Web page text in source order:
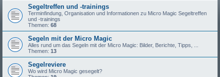
Segeltreffen und -trainings
Terminfindung, Organisation und Informationen zu Micro Magic Segeltreffen
und -trainings
Themen: 68
Segeln mit der Micro Magic
Alles rund um das Segeln mit der Micro Magic: Bilder, Berichte, Tipps, ...
Themen: 13
Segelreviere
Wo wird Micro Magic gesegelt?